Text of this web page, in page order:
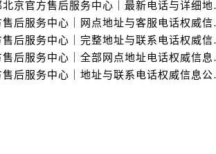
亲身探访萧
北京萧邦官
北京萧邦官
北京萧邦官
北京萧邦官